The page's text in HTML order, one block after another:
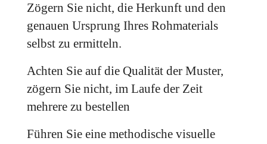
Zögern Sie nicht, die Herkunft und den
genauen Ursprung Ihres Rohmaterials
selbst zu ermitteln.
Achten Sie auf die Qualität der Muster,
zögern Sie nicht, im Laufe der Zeit
mehrere zu bestellen
Führen Sie eine methodische visuelle